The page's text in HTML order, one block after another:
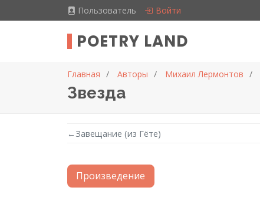
Пользователь Войти
POETRY LAND
Главная Авторы Михаил Лермонтов
Звезда
← Завещание (из Гёте)
Произведение